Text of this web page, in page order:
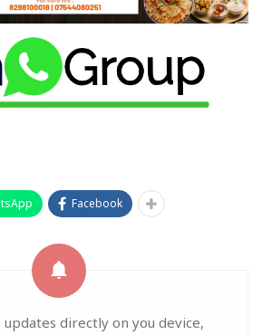
Facebook
directly on you device,